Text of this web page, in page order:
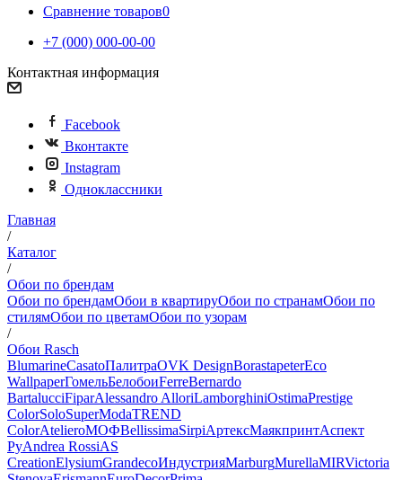
Сравнение товаров0
+7 (000) 000-00-00
Контактная информация
Facebook
Вконтакте
Instagram
Одноклассники
Главная
/
Каталог
/
Обои по брендам
Обои по брендамОбои в квартируОбои по странамОбои по
стилямОбои по цветамОбои по узорам
/
Обои Rasch
BlumarineCasatoПалитраOVK DesignBorastapeterEco
WallpaperГомельБелобоиFerreBernardo
BartalucciFiparAlessandro AlloriLamborghiniOstimaPrestige
ColorSoloSuperModaTREND
ColorAtelieroМОФBellissimaSirpiАртексМаякпринтАспект
РуAndrea RossiAS
CreationElysiumGrandecoИндустрияMarburgMurellaMIRVictoria